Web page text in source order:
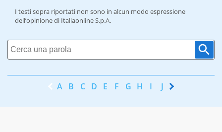
I testi sopra riportati non sono in alcun modo espressione
dell’opinione di Italiaonline S.p.A.
A B C D E F G H I J K